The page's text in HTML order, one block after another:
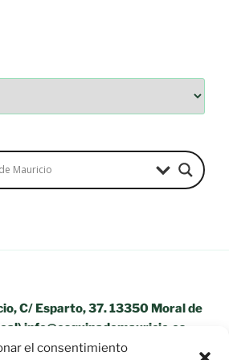
el consentimiento
C/ Esparto, 37. 13350 Moral de
info@esquinademauricio.es